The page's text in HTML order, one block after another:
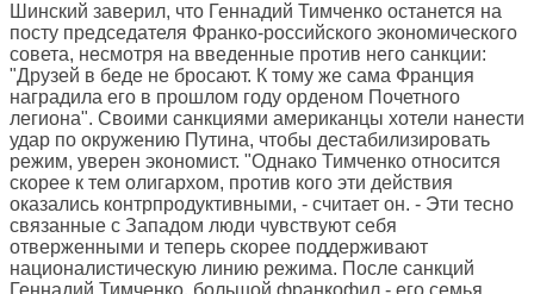
Шинский заверил, что Геннадий Тимченко останется на
посту председателя Франко-российского экономического
совета, несмотря на введенные против него санкции:
"Друзей в беде не бросают. К тому же сама Франция
наградила его в прошлом году орденом Почетного
легиона". Своими санкциями американцы хотели нанести
удар по окружению Путина, чтобы дестабилизировать
режим, уверен экономист. "Однако Тимченко относится
скорее к тем олигархом, против кого эти действия
оказались контрпродуктивными, - считает он. - Эти тесно
связанные с Западом люди чувствуют себя
отверженными и теперь скорее поддерживают
националистическую линию режима. После санкций